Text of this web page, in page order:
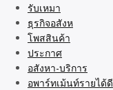
รับเหมา
ธุรกิจอสังห
โพสสินค้า
ประกาศ
อสังหา-บริการ
อพาร์ทเม้นท์รายได้ดี